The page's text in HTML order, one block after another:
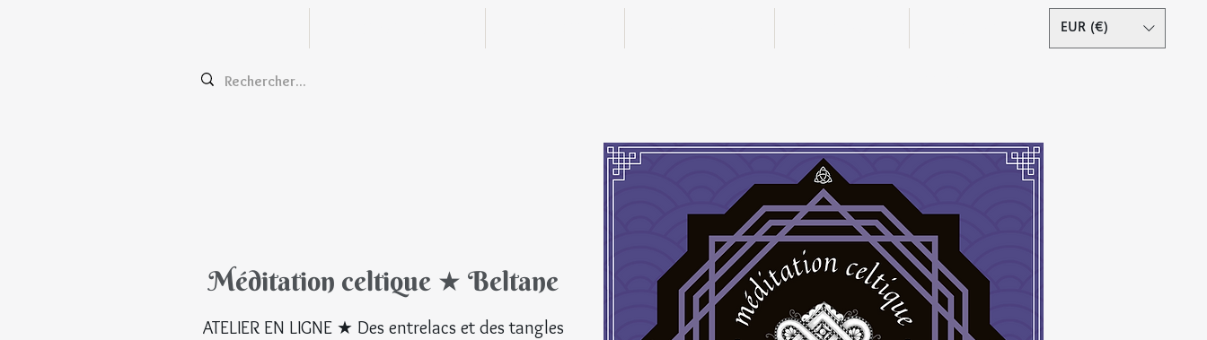
EUR (€)
Méditation celtique ★ Beltane
ATELIER EN LIGNE ★ Des entrelacs et des tangles
© Tous droits réservés